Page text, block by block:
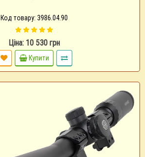
Код товару: 3986.04.90
Ціна: 10 530 грн
Купити